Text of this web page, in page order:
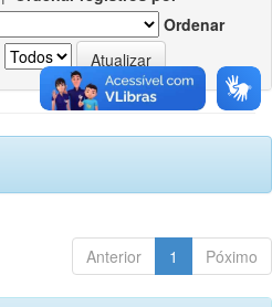
Ordenar
Anterior 1 Póximo